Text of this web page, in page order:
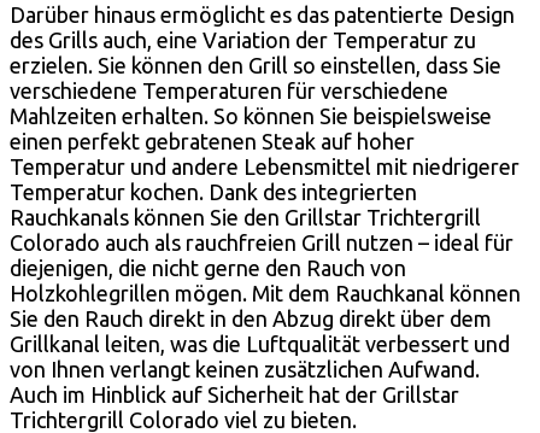
Darüber hinaus ermöglicht es das patentierte Design
des Grills auch, eine Variation der Temperatur zu
erzielen. Sie können den Grill so einstellen, dass Sie
verschiedene Temperaturen für verschiedene
Mahlzeiten erhalten. So können Sie beispielsweise
einen perfekt gebratenen Steak auf hoher
Temperatur und andere Lebensmittel mit niedrigerer
Temperatur kochen. Dank des integrierten
Rauchkanals können Sie den Grillstar Trichtergrill
Colorado auch als rauchfreien Grill nutzen – ideal für
diejenigen, die nicht gerne den Rauch von
Holzkohlegrillen mögen. Mit dem Rauchkanal können
Sie den Rauch direkt in den Abzug direkt über dem
Grillkanal leiten, was die Luftqualität verbessert und
von Ihnen verlangt keinen zusätzlichen Aufwand.
Auch im Hinblick auf Sicherheit hat der Grillstar
Trichtergrill Colorado viel zu bieten.